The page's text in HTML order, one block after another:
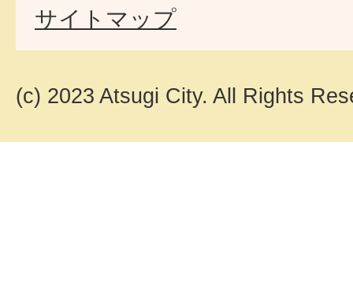
サイトマップ
(c) 2023 Atsugi City. All Rights